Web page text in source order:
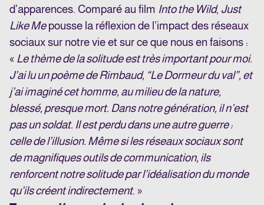
d’apparences. Comparé au film Into the Wild, Just
Like Mepousse la réflexion de l’impact des réseaux
sociaux sur notre vie et sur ce que nous en faisons :
« Le thème de la solitude est très important pour moi.
J’ai lu un poème de Rimbaud, “Le Dormeur du val”, et
j’ai imaginé cet homme, au milieu de la nature,
blessé, presque mort. Dans notre génération, il n’est
pas un soldat. Il est perdu dans une autre guerre :
celle de l’illusion. Même si les réseaux sociaux sont
de magnifiques outils de communication, ils
renforcent notre solitude par l’idéalisation du monde
qu’ils créent indirectement. »